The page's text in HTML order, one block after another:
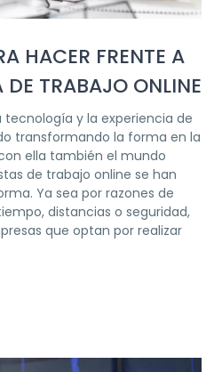
HACER FRENTE A
DE TRABAJO ONLINE
tecnología y la experiencia de
transformando la forma en la
ella también el mundo
de trabajo online se han
Ya sea por razones de
distancias o seguridad,
que optan por realizar